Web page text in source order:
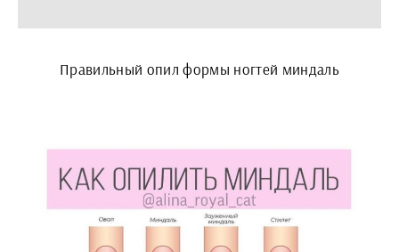
Правильный опил формы ногтей миндаль